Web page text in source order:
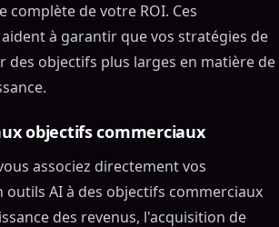
complète de votre ROI. Ces
à garantir que vos stratégies de
des objectifs plus larges en matière de
objectifs commerciaux
associez directement vos
outils AI à des objectifs commerciaux
des revenus, l'acquisition de